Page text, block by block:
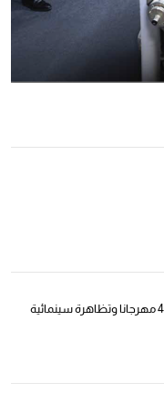
المركز السينمائي المغربي يدعم 40 مهرجانا وتظاهرة سينمائية